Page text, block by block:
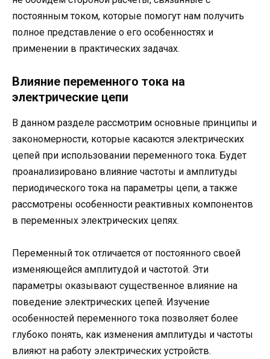
постоянным током, которые помогут нам получить
полное представление о его особенностях и
применении в практических задачах.
Влияние переменного тока на
электрические цепи
В данном разделе рассмотрим основные принципы и
закономерности, которые касаются электрических
цепей при использовании переменного тока. Будет
проанализировано влияние частоты и амплитуды
периодического тока на параметры цепи, а также
рассмотрены особенности реактивных компонентов
в переменных электрических цепях.
Переменный ток отличается от постоянного своей
изменяющейся амплитудой и частотой. Эти
параметры оказывают существенное влияние на
поведение электрических цепей. Изучение
особенностей переменного тока позволяет более
глубоко понять, как изменения амплитуды и частоты
влияют на работу электрических устройств.